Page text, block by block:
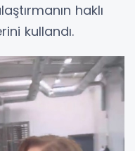
haklı
kullandı.